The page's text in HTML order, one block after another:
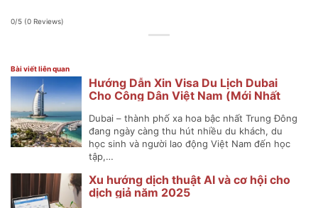
0/5 (0 Reviews)
Bài viết liên quan
Hướng Dẫn Xin Visa Du Lịch Dubai
Cho Công Dân Việt Nam (Mới Nhất
Dubai – thành phố xa hoa bậc nhất Trung Đông
đang ngày càng thu hút nhiều du khách, du
học sinh và người lao động Việt Nam đến học
tập,…
Xu hướng dịch thuật AI và cơ hội cho
dịch giả năm 2025